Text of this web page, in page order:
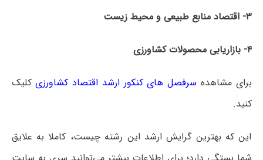
۳- اقتصاد منابع طبیعی و محیط زیست
۴- بازاریابی محصولات کشاورزی
برای مشاهده سرفصل های کنکور ارشد اقتصاد کشاورزیکلیک
کنید.
این که بهترین گرایش ارشد این رشته چیست، کاملا به علایق